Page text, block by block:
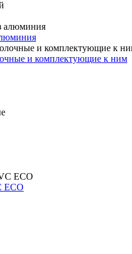
и комплектующие к ним
ECO